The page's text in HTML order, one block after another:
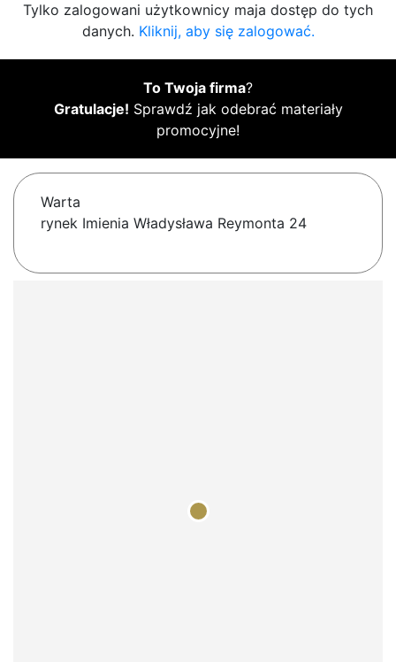
Tylko zalogowani użytkownicy maja dostęp do tych
danych. Kliknij, aby się zalogować.
To Twoja firma?
Gratulacje! Sprawdź jak odebrać materiały
promocyjne!
Warta
rynek Imienia Władysława Reymonta 24